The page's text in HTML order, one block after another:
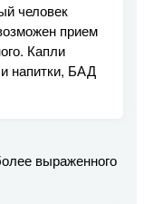
человек
прием
Капли
напитки, БАД
выраженного